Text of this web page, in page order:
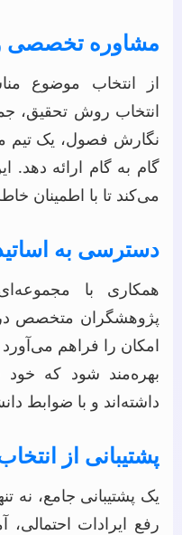
مشاوره تخصصی و
از انتخاب موضوع
انتخاب روش تحقیق،
نگارش فصول، یک تیم
گام به گام ارائه دهد.
می‌کند تا با اطمینان
دسترسی به
همکاری با
پژوهشگران متخصص
امکان را فراهم
بهره‌مند شود که خود
داشته‌اند و با ضوابط
پشتیبانی از
یک پشتیبانی جامع، نه
رفع ایرادات